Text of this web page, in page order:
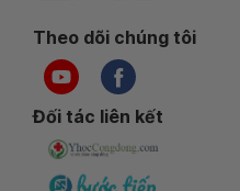
Theo dõi chúng tôi
Đối tác liên kết